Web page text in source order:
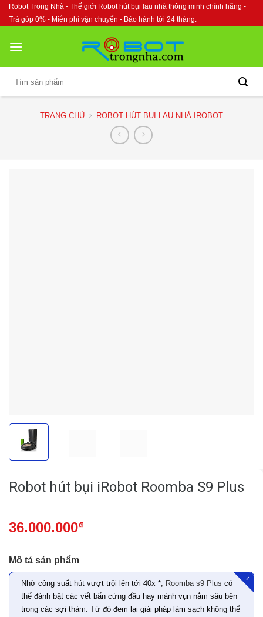
Skip
Robot Trong Nhà - Thế giới Robot hút bụi lau nhà thông minh chính hãng -
Trả góp 0% - Miễn phí vận chuyển - Bảo hành tới 24 tháng.
Tìm
TRANG CHỦ ROBOT HÚT BỤI LAU NHÀ IROBOT
Robot hút bụi iRobot Roomba S9 Plus
36.000.000₫
Mô tả sản phẩm
Nhờ công suất hút vượt trội lên tới 40x *, Roomba s9 Plus có
thể đánh bật các vết bẩn cứng đầu hay mảnh vụn nằm sâu bên
trong các sợi thảm. Từ đó đem lại giải pháp làm sạch không thể
✓